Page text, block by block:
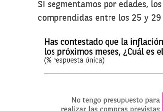
Si segmentamos por edades,
comprendidas entre los 25 y 29